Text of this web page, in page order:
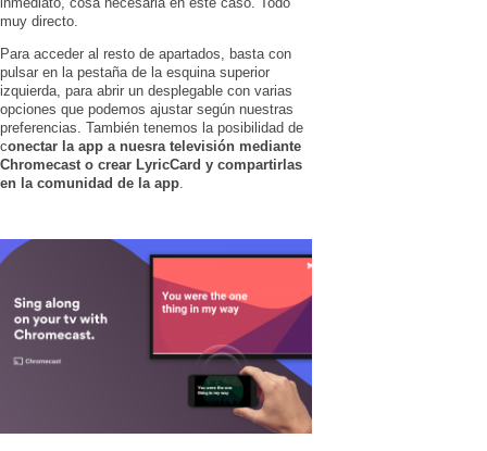
muy directo.
Para acceder al resto de apartados, basta con
pulsar en la pestaña de la esquina superior
izquierda, para abrir un desplegable con varias
opciones que podemos ajustar según nuestras
preferencias. También tenemos la posibilidad de
conectar la app a nuesra televisión mediante
Chromecast o crear LyricCard y compartirlas
en la comunidad de la app